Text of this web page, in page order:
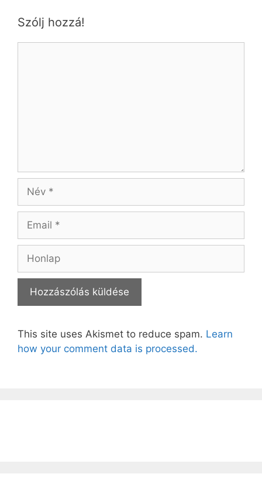
Szólj hozzá!
Név
Email
Honlap
This site uses Akismet to reduce spam. Learn
how your comment data is processed.